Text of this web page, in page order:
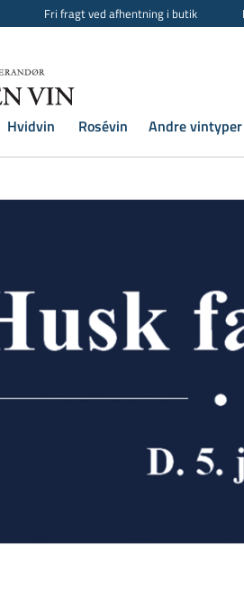
Fri fragt ved afhentning i butik
Hvidvin Rosévin Andre vintyper